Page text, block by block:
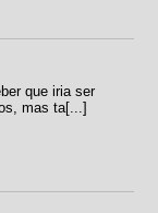
que iria ser
mas ta[...]